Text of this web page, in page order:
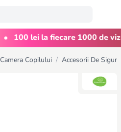
100 lei la fiecare 1000 de
Camera Copilului / Accesorii De